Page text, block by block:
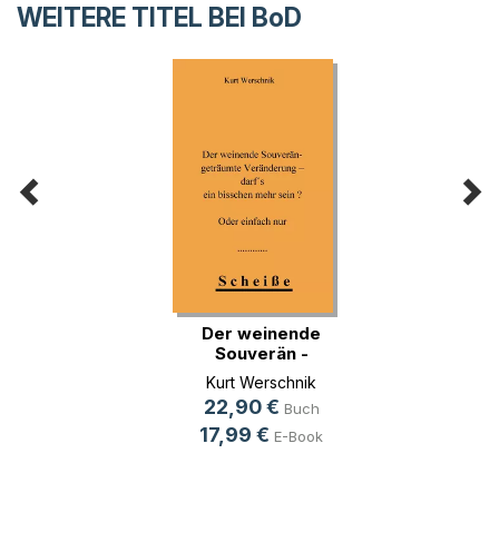
WEITERE TITEL BEI BoD
Der weinende
Souverän -
geträumte (...)
Kurt Werschnik
22,90 € Buch
17,99 € E-Book